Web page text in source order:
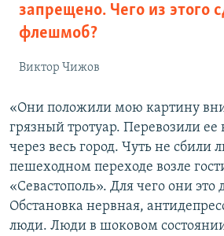
запрещено. Чего из этого
флешмоб?
Виктор Чижов
«Они положили мою картину
грязный тротуар. Перевозили ее
через весь город. Чуть не сбили
пешеходном переходе возле
«Севастополь». Для чего они это
Обстановка нервная,
люди. Люди в шоковом